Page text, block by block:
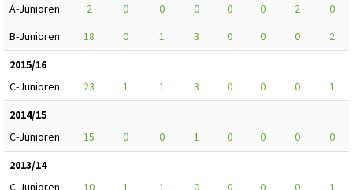
A-Junioren
2 0 0 0 0 0 2
0
B-Junioren
18 0 1 3 0 0 0
2
2015/16
C-Junioren
23 1 1 3 0 0 0
1
2014/15
C-Junioren
15 0 0 1 0 0 0
0
2013/14
C-Junioren
10 1 1 0 0 0 0
1